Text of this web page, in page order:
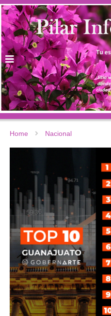
Home Nacional